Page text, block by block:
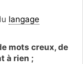
langage
mots creux, de
à rien ;